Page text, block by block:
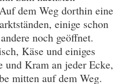
dem Weg dorthin eine
einige schon
noch geöffnet.
Käse und einiges
und Kram an jeder Ecke,
mitten auf dem Weg.